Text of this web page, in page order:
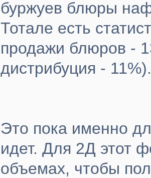
буржуев блюры
Тотале есть
продажи блюров -
дистрибуция - 11%).
Это пока именно
идет. Для 2Д этот
объемах, чтобы